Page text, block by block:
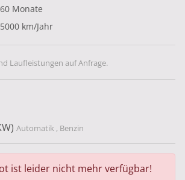
60 Monate
5000 km/Jahr
Laufleistungen auf Anfrage.
Automatik , Benzin
ist leider nicht mehr verfügbar!